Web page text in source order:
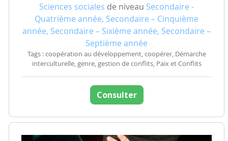
Sciences sociales de niveau Secondaire -
Quatrième année, Secondaire – Cinquième
année, Secondaire – Sixième année, Secondaire –
Septième année
Tags : coopération au développement, coopérer, Démarche
interculturelle, genre, gestion de conflits, Paix et Conflits
Consulter